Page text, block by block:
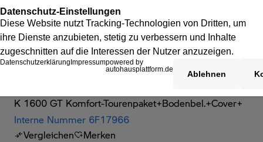
K 1600 GT Komfort-Tourenpaket+Bodenbel.+Cover+
Interne Nummer 6F17966
Vergleichen
Merken